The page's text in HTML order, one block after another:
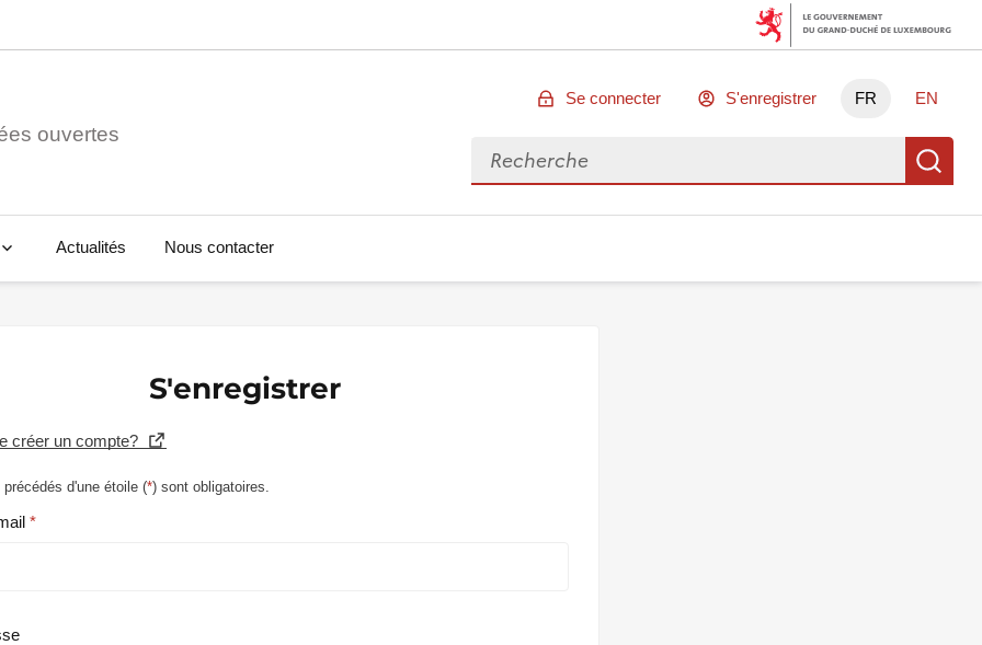
ouvertes
Se connecter S'enregistrer FR EN
Rechercher des données
Actualités Nous contacter
S'enregistrer
créer un compte?
d'une étoile (*) sont obligatoires.